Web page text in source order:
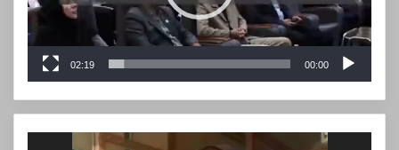
00:00
02:19